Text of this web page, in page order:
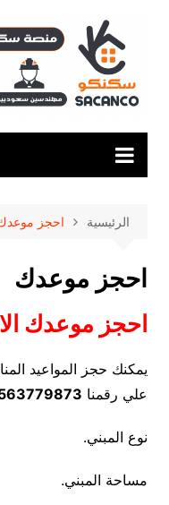
المحتوى
الرئيسية احجز
احجز موعدك
احجز موعدك
يمكنك حجز المواعيد
علي رقمنا
نوع المبني.
مساحة المبني.